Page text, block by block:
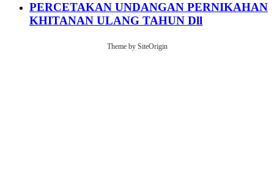
PERCETAKAN UNDANGAN PERNIKAHAN
KHITANAN ULANG TAHUN Dll
Theme by SiteOrigin